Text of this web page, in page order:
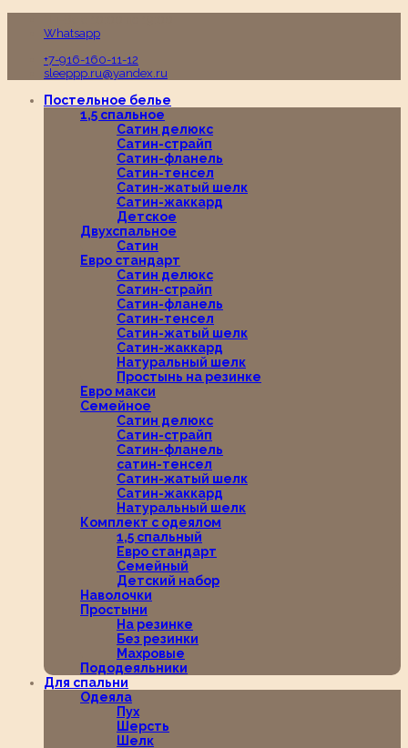
Whatsapp
+7-916-160-11-12
sleeppp.ru@yandex.ru
Постельное белье
1,5 спальное
Сатин делюкс
Сатин-страйп
Сатин-фланель
Сатин-тенсел
Сатин-жатый шелк
Сатин-жаккард
Детское
Двухспальное
Сатин
Евро стандарт
Сатин делюкс
Сатин-страйп
Сатин-фланель
Сатин-тенсел
Сатин-жатый шелк
Сатин-жаккард
Натуральный шелк
Простынь на резинке
Евро макси
Семейное
Сатин делюкс
Сатин-страйп
Сатин-фланель
сатин-тенсел
Сатин-жатый шелк
Сатин-жаккард
Натуральный шелк
Комплект с одеялом
1,5 спальный
Евро стандарт
Семейный
Детский набор
Наволочки
Простыни
На резинке
Без резинки
Махровые
Пододеяльники
Для спальни
Одеяла
Пух
Шерсть
Шелк